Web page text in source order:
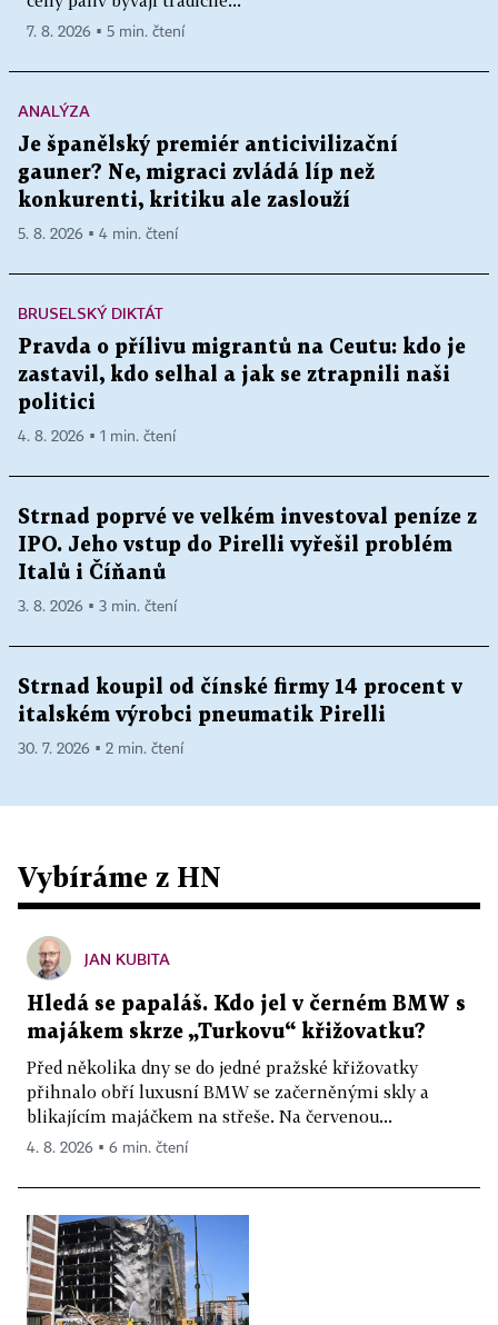
7. 8. 2026 ▪ 5 min. čtení
ANALÝZA
Je španělský premiér anticivilizační
gauner? Ne, migraci zvládá líp než
konkurenti, kritiku ale zaslouží
5. 8. 2026 ▪ 4 min. čtení
BRUSELSKÝ DIKTÁT
Pravda o přílivu migrantů na Ceutu: kdo je
zastavil, kdo selhal a jak se ztrapnili naši
politici
4. 8. 2026 ▪ 1 min. čtení
Strnad poprvé ve velkém investoval peníze z
IPO. Jeho vstup do Pirelli vyřešil problém
Italů i Číňanů
3. 8. 2026 ▪ 3 min. čtení
Strnad koupil od čínské firmy 14 procent v
italském výrobci pneumatik Pirelli
30. 7. 2026 ▪ 2 min. čtení
Vybíráme z HN
JAN KUBITA
Hledá se papaláš. Kdo jel v černém BMW s
majákem skrze „Turkovu“ křižovatku?
Před několika dny se do jedné pražské křižovatky
přihnalo obří luxusní BMW se začerněnými skly a
blikajícím majáčkem na střeše. Na červenou...
4. 8. 2026 ▪ 6 min. čtení